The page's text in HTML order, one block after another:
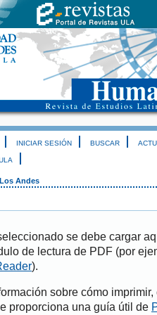
INICIAR SESIÓN BUSCAR
Andes
se debe cargar
de lectura de PDF (por
).
sobre cómo
proporciona una guía útil de